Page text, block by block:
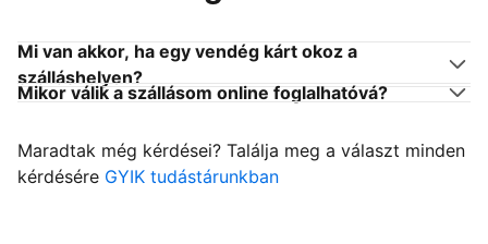
Mi van akkor, ha egy vendég kárt okoz a
szálláshelyen?
Mikor válik a szállásom online foglalhatóvá?
Maradtak még kérdései? Találja meg a választ minden
kérdésére GYIK tudástárunkban